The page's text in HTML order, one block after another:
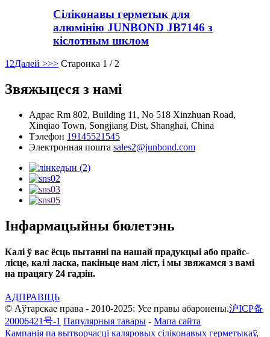
Сіліконавы герметык для
алюмінію JUNBOND JB7146 з
кіслотным шклом
1 2Далей >>> Старонка 1 / 2
Звяжыцеся з намі
Адрас Rm 802, Building 11, No 518 Xinzhuan Road,
Xinqiao Town, Songjiang Dist, Shanghai, China
Тэлефон 19145521545
Электронная пошта sales2@junbond.com
Інфармацыйны бюлетэнь
Калі ў вас ёсць пытанні па нашай прадукцыі або прайс-
лісце, калі ласка, пакіньце нам ліст, і мы звяжамся з вамі
на працягу 24 гадзін.
АДПРАВІЦЬ
© Аўтарскае права - 2010-2025: Усе правы абаронены.沪ICP备
20006421号-1 Папулярныя тавары - Мапа сайта
Кампанія па вытворчасці каляровых сіліконавых герметыкаў,